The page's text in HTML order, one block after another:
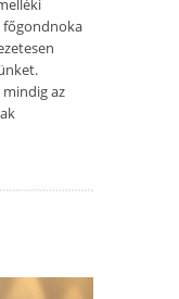
főgondnoka
az